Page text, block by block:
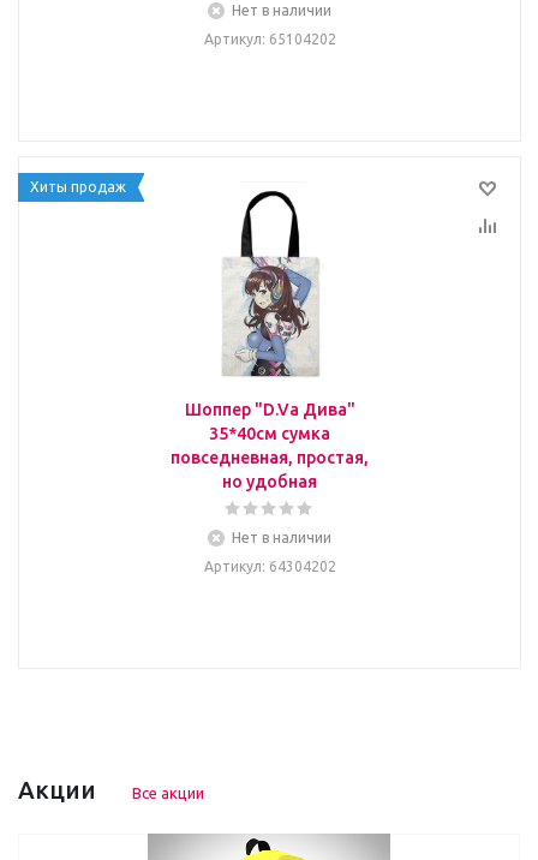
Нет в наличии
Артикул: 65104202
Хиты продаж
Шоппер "D.Va Дива"
35*40см сумка
повседневная, простая,
но удобная
Нет в наличии
Артикул: 64304202
Акции Все акции